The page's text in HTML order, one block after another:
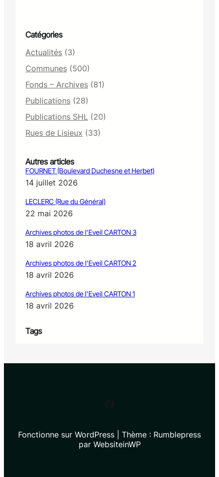
4
Catégories
Actualités (3)
Communes (500)
Fonds – Archives (81)
Publications (28)
Publications SHL (20)
Rues de Lisieux (33)
Autres articles
FOURNET (Boulevard Duchesne et Herbet)
14 juillet 2026
LECLERC (Rue du Général)
22 mai 2026
Archives photos de l’Eveil CARTON 3
18 avril 2026
Archives photos de l’Eveil CARTON 2
18 avril 2026
Archives photos de l’Eveil CARTON 1
18 avril 2026
Tags
Fonctionne sur WordPress | Thème : Rumblepress
par WebsiteinWP